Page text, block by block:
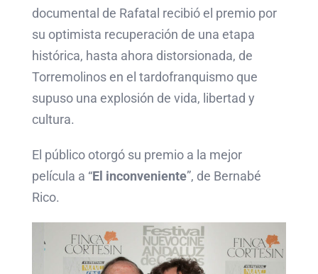
documental de Rafatal recibió el premio por
su optimista recuperación de una etapa
histórica, hasta ahora distorsionada, de
Torremolinos en el tardofranquismo que
supuso una explosión de vida, libertad y
cultura.
El público otorgó su premio a la mejor
película a “El inconveniente”, de Bernabé
Rico.